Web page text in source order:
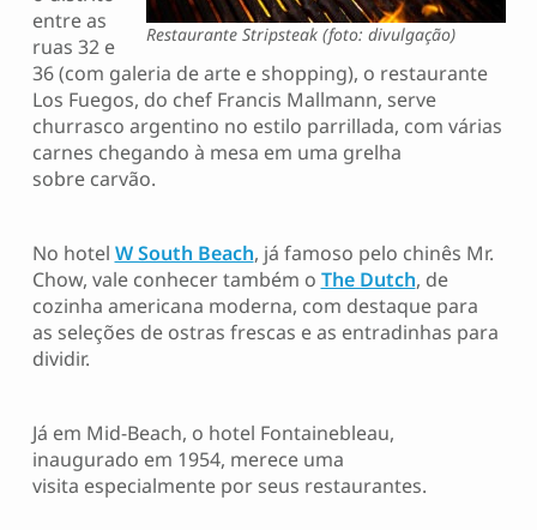
Restaurante Stripsteak (foto: divulgação)
entre as
ruas 32 e
36 (com galeria de arte e shopping), o restaurante
Los Fuegos, do chef Francis Mallmann, serve
churrasco argentino no estilo parrillada, com várias
carnes chegando à mesa em uma grelha
sobre carvão.
No hotel W South Beach, já famoso pelo chinês Mr.
Chow, vale conhecer também o The Dutch, de
cozinha americana moderna, com destaque para
as seleções de ostras frescas e as entradinhas para
dividir.
Já em Mid-Beach, o hotel Fontainebleau,
inaugurado em 1954, merece uma
visita especialmente por seus restaurantes.